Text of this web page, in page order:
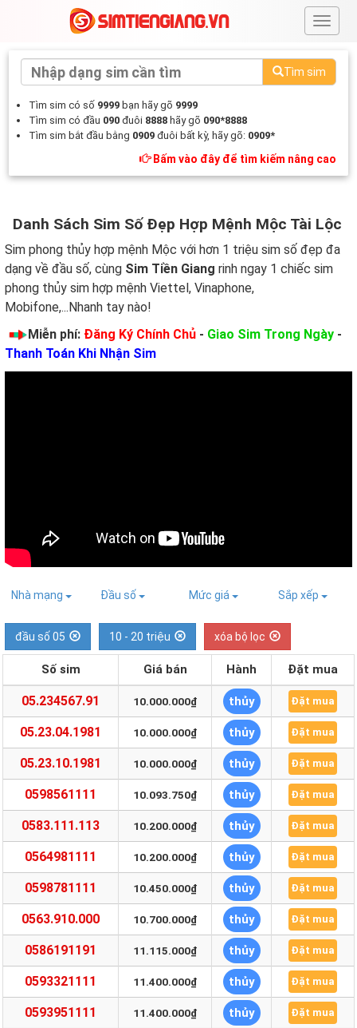
#
Tìm sim
Tìm sim có số 9999 bạn hãy gõ 9999
Tìm sim có đầu 090 đuôi 8888 hãy gõ 090*8888
Tìm sim bắt đầu bằng 0909 đuôi bất kỳ, hãy gõ: 0909*
Bấm vào đây để tìm kiếm nâng cao
Danh Sách Sim Số Đẹp Hợp Mệnh Mộc Tài Lộc
Sim phong thủy hợp mệnh Mộc với hơn 1 triệu sim số đẹp đa
dạng về đầu số, cùng Sim Tiền Giang rinh ngay 1 chiếc sim
phong thủy sim hợp mệnh Viettel, Vinaphone,
Mobifone,...Nhanh tay nào!
Miễn phí: Đăng Ký Chính Chủ - Giao Sim Trong Ngày -
Thanh Toán Khi Nhận Sim
Nhà mạng Đầu số Mức giá Sắp xếp
đầu số 05 10 - 20 triệu xóa bộ lọc
Số sim Giá bán Hành Đặt mua
05.234567.91 10.000.000₫ thủy Đặt mua
05.23.04.1981 10.000.000₫ thủy Đặt mua
05.23.10.1981 10.000.000₫ thủy Đặt mua
0598561111 10.093.750₫ thủy Đặt mua
0583.111.113 10.200.000₫ thủy Đặt mua
0564981111 10.200.000₫ thủy Đặt mua
0598781111 10.450.000₫ thủy Đặt mua
0563.910.000 10.700.000₫ thủy Đặt mua
0586191191 11.115.000₫ thủy Đặt mua
0593321111 11.400.000₫ thủy Đặt mua
0593951111 11.400.000₫ thủy Đặt mua